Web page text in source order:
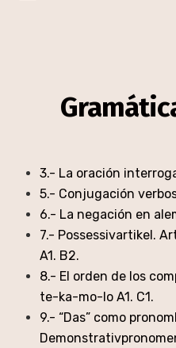
3.- La oración
5.- Conjugación
6.- La negación en
7.- Possessivartikel.
A1. B2.
8.- El orden de los
te-ka-mo-lo A1. C1.
9.- “Das” como